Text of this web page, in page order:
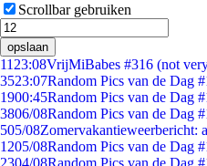
Scrollbar gebruiken
opslaan
11 23:08VrijMiBabes #316 (not
3523:07Random Pics van de Dag
1900:45Random Pics van de Dag
3806/08Random Pics van de Dag
505/08Zomervakantieweerbericht:
1205/08Random Pics van de Dag
2304/08Random Pics van de Dag